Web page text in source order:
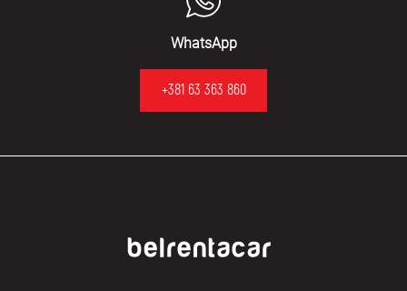
WhatsApp
+381 63 363 860